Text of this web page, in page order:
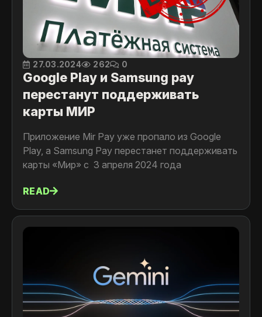
27.03.2024 262 0
Google Play и Samsung pay
перестанут поддерживать
карты МИР
Приложение Mir Pay уже пропало из Google
Play, а Samsung Pay перестанет поддерживать
карты «Мир» с 3 апреля 2024 года
READ